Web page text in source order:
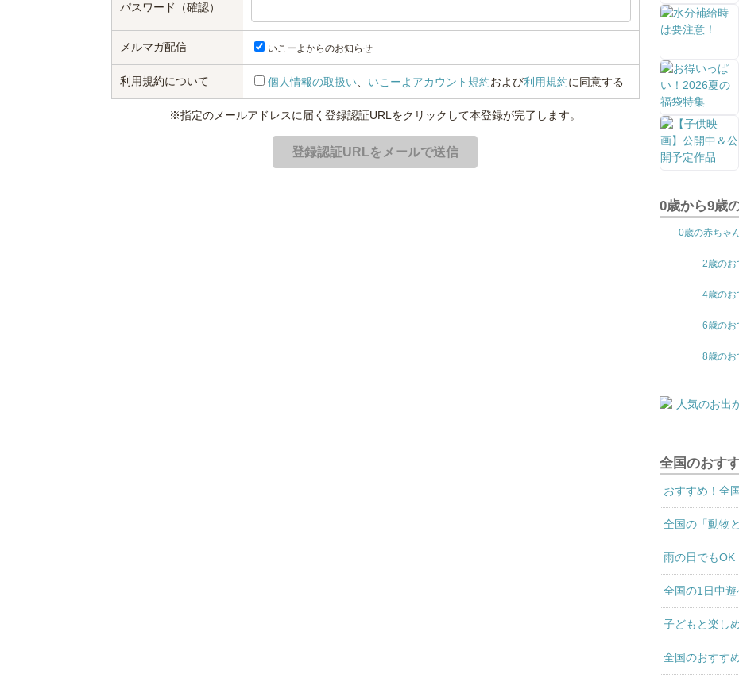
パスワード（確認）
メルマガ配信 いこーよからのお知らせ
利用規約について 個人情報の取扱い、 いこーよアカウント規約および利用規約に同意する
※指定のメールアドレスに届く登録認証URLをクリックして本登録が完了します。
0歳から9歳
0歳の赤ちゃ
2歳のお
4歳のお
6歳のお
8歳のお
全国のおす
おすすめ！全
全国の「動物
雨の日でもOK
全国の1日中遊
子どもと楽し
全国のおすす